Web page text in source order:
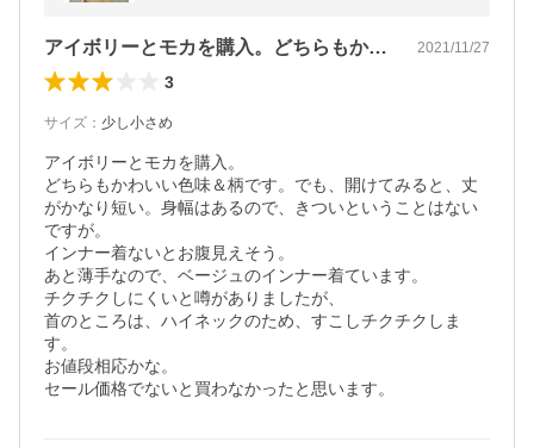
アイボリーとモカを購入。どちらもかわい… 2021/11/27
3
サイズ ： 少し小さめ
アイボリーとモカを購入。
どちらもかわいい色味＆柄です。でも、開けてみると、丈
がかなり短い。身幅はあるので、きついということはない
ですが。
インナー着ないとお腹見えそう。
あと薄手なので、ベージュのインナー着ています。
チクチクしにくいと噂がありましたが、
首のところは、ハイネックのため、すこしチクチクしま
す。
お値段相応かな。
セール価格でないと買わなかったと思います。